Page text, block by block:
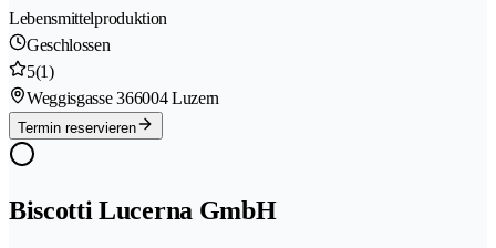
Lebensmittelproduktion
Geschlossen
5(1)
Weggisgasse 366004 Luzern
Termin reservieren
Biscotti Lucerna GmbH